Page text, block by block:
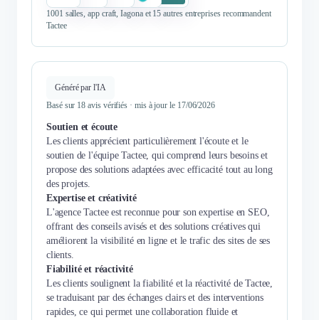
1001 salles, app craft, Iagona et 15 autres entreprises recommandent
Tactee
Généré par l'IA
Basé sur 18 avis vérifiés · mis à jour le 17/06/2026
Soutien et écoute
Les clients apprécient particulièrement l'écoute et le
soutien de l'équipe Tactee, qui comprend leurs besoins et
propose des solutions adaptées avec efficacité tout au long
des projets.
Expertise et créativité
L'agence Tactee est reconnue pour son expertise en SEO,
offrant des conseils avisés et des solutions créatives qui
améliorent la visibilité en ligne et le trafic des sites de ses
clients.
Fiabilité et réactivité
Les clients soulignent la fiabilité et la réactivité de Tactee,
se traduisant par des échanges clairs et des interventions
rapides, ce qui permet une collaboration fluide et